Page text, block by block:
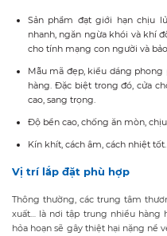
Sản phẩm đạt giới hạn chịu
nhanh, ngăn ngừa khói và khí
cho tính mạng con người và
Mẫu mã đẹp, kiểu dáng phong
hàng. Đặc biệt trong đó, cửa
cao, sang trọng.
Độ bền cao, chống ăn mòn,
Kín khít, cách âm, cách nhiệt tốt.
Vị trí lắp đặt phù hợp
Thông thường, các trung tâm
xuất… là nơi tập trung nhiều hàng
hỏa hoạn sẽ gây thiệt hại nặng nề